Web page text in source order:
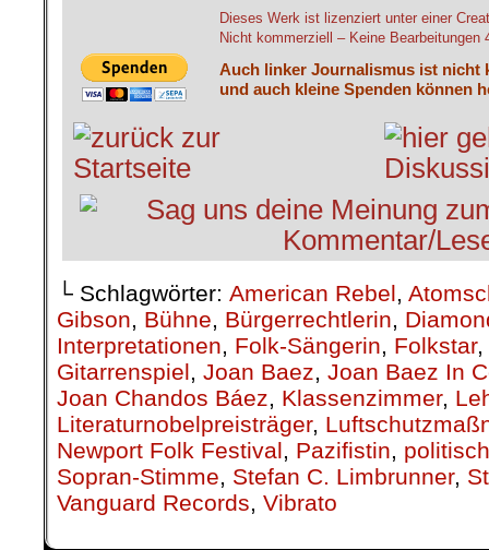
Dieses Werk ist lizenziert unter einer
Nicht kommerziell – Keine Bearbeitungen
Auch linker Journalismus ist nicht
und auch kleine Spenden können
└ Schlagwörter: American Rebel,
Gibson, Bühne, Bürgerrechtlerin,
Interpretationen, Folk-Sängerin, Folkstar,
Gitarrenspiel, Joan Baez, Joan Baez In
Joan Chandos Báez, Klassenzimmer,
Literaturnobelpreisträger,
Newport Folk Festival, Pazifistin,
Sopran-Stimme, Stefan C. Limbrunner,
Vanguard Records, Vibrato